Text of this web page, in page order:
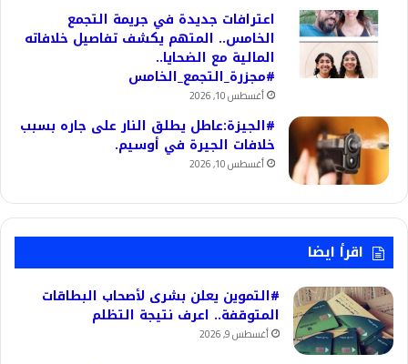
اعترافات جديدة في جريمة التجمع
الخامس.. المتهم يكشف تفاصيل خلافاته
المالية مع الضحايا..
#مجزرة_التجمع_الخامس
أغسطس 10, 2026
#الجيزة:عاطل يطلق النار على جاره بسبب
خلافات الجيرة في أوسيم.
أغسطس 10, 2026
اقرأ ايضا
#التموين يعلن بشرى لأصحاب البطاقات
المتوقفة.. اعرف نتيجة التظلم
أغسطس 9, 2026